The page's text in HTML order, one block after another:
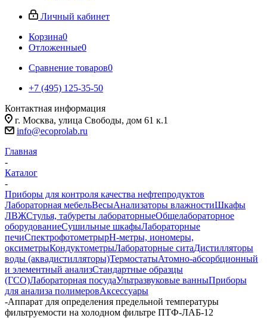
Личный кабинет
Корзина0
Отложенные0
Сравнение товаров0
+7 (495) 125-35-50
Контактная информация
г. Москва, улица Свободы, дом 61 к.1
info@ecoprolab.ru
Главная
-
Каталог
-
Приборы для контроля качества нефтепродуктов
Лабораторная мебельВесыАнализаторы влажностиШкафы
ЛВЖСтулья, табуреты лабораторныеОбщелабораторное
оборудованиеСушильные шкафыЛабораторные
печиСпектрофотометрыpH-метры, иономеры,
оксиметрыКондуктометрыЛабораторные ситаДистилляторы
воды (аквадистилляторы)ТермостатыАтомно-абсорбционный
и элементный анализСтандартные образцы
(ГСО)Лабораторная посудаУльтразвуковые ванныПриборы
для анализа полимеровАксессуары
-Аппарат для определения предельной температуры
фильтруемости на холодном фильтре ПТФ-ЛАБ-12